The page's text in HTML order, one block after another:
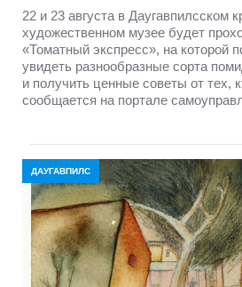
22 и 23 августа в Даугавпилсском
художественном музее будет
«Томатный экспресс», на которой
увидеть разнообразные сорта
и получить ценные советы от тех,
сообщается на портале
ДАУГАВПИЛС